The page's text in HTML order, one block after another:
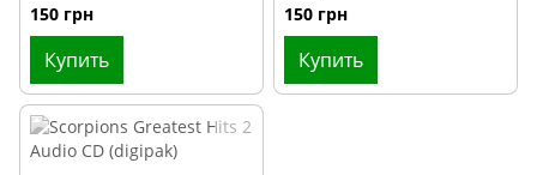
150 грн
Купить
150 грн
Купить